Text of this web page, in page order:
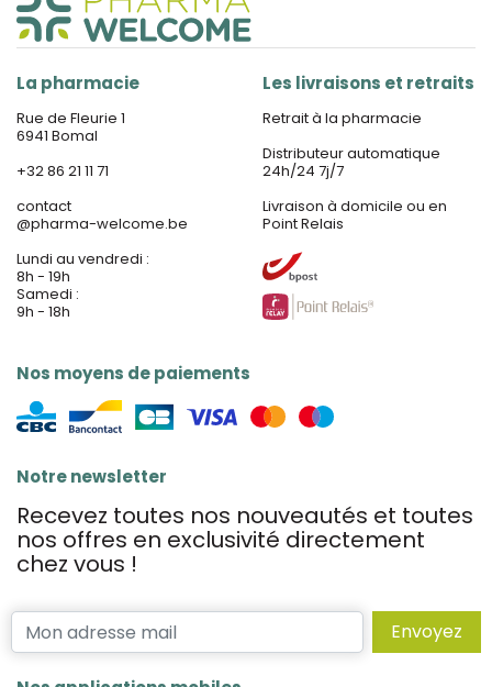
La pharmacie
Rue de Fleurie 1
6941 Bomal
+32 86 21 11 71
contact
@pharma-welcome.be
Lundi au vendredi :
8h - 19h
Samedi :
9h - 18h
Nos moyens de paiements
Les livraisons et retraits
Retrait à la pharmacie
Distributeur automatique
24h/24 7j/7
Livraison à domicile ou en
Point Relais
Notre newsletter
Recevez toutes nos nouveautés et toutes
nos offres en exclusivité directement
chez vous !
Envoyez